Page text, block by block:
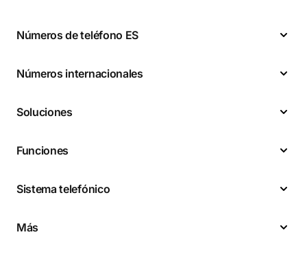
Números de teléfono ES
Números internacionales
Soluciones
Funciones
Sistema telefónico
Más